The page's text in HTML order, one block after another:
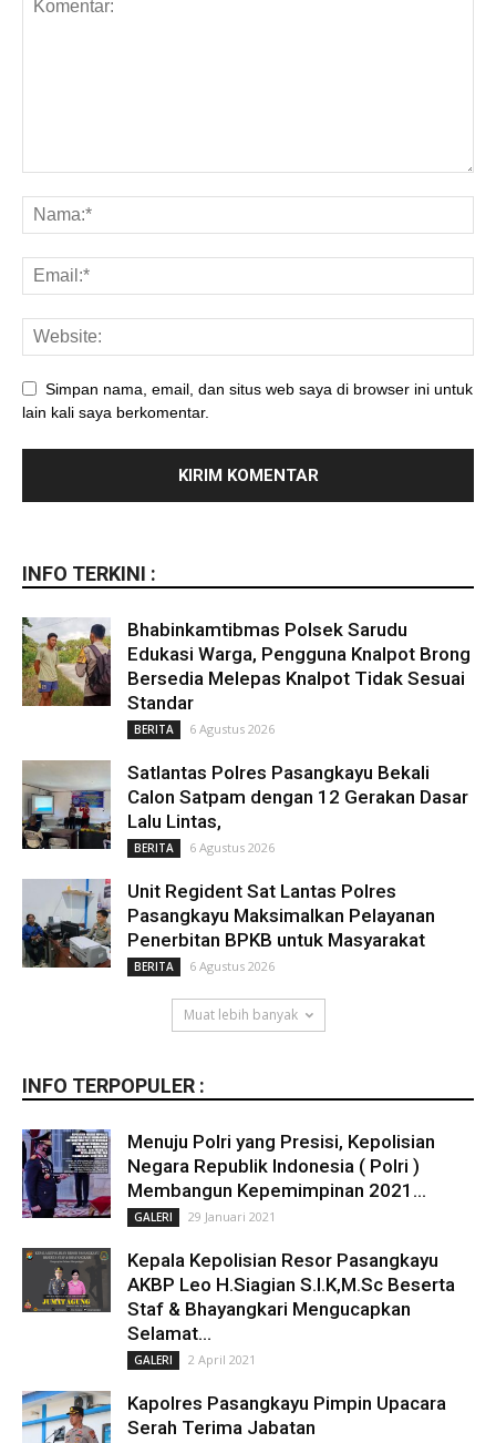
Simpan nama, email, dan situs web saya di browser ini untuk
lain kali saya berkomentar.
INFO TERKINI :
Bhabinkamtibmas Polsek Sarudu
Edukasi Warga, Pengguna Knalpot Brong
Bersedia Melepas Knalpot Tidak Sesuai
Standar
BERITA 6 Agustus 2026
Satlantas Polres Pasangkayu Bekali
Calon Satpam dengan 12 Gerakan Dasar
Lalu Lintas,
BERITA 6 Agustus 2026
Unit Regident Sat Lantas Polres
Pasangkayu Maksimalkan Pelayanan
Penerbitan BPKB untuk Masyarakat
BERITA 6 Agustus 2026
Muat lebih banyak
INFO TERPOPULER :
Menuju Polri yang Presisi, Kepolisian
Negara Republik Indonesia ( Polri )
Membangun Kepemimpinan 2021...
GALERI 29 Januari 2021
Kepala Kepolisian Resor Pasangkayu
AKBP Leo H.Siagian S.I.K,M.Sc Beserta
Staf & Bhayangkari Mengucapkan
Selamat...
GALERI 2 April 2021
Kapolres Pasangkayu Pimpin Upacara
Serah Terima Jabatan